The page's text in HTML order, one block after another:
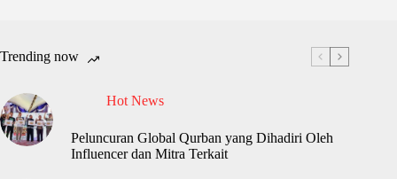
Trending now
Hot News
Peluncuran Global Qurban yang Dihadiri Oleh
Influencer dan Mitra Terkait